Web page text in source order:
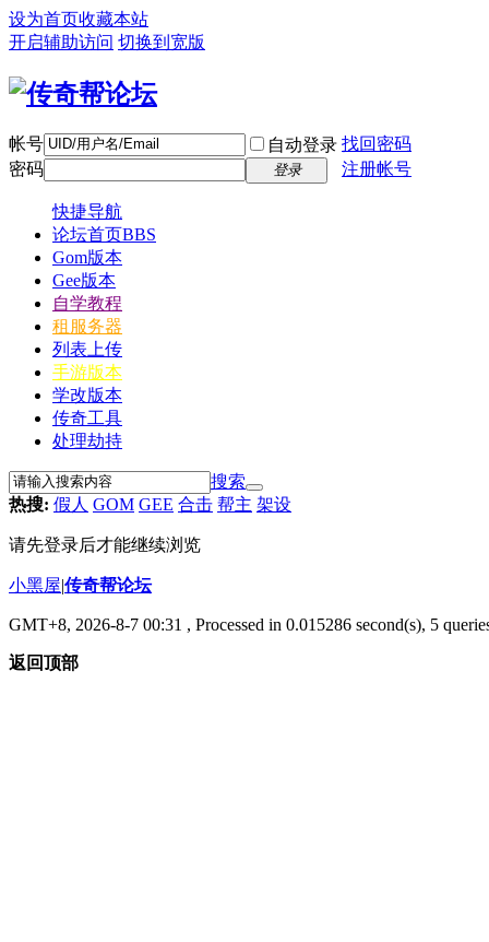
设为首页收藏本站
开启辅助访问 切换到宽版
帐号 自动登录 找回密码
密码
登录 注册帐号
快捷导航
论坛首页BBS
Gom版本
Gee版本
自学教程
租服务器
列表上传
手游版本
学改版本
传奇工具
处理劫持
搜索
热搜: 假人 GOM GEE 合击 帮主 架设
请先登录后才能继续浏览
小黑屋|传奇帮论坛
GMT+8, 2026-8-7 00:31 , Processed in 0.015286 second(s), 5
返回顶部